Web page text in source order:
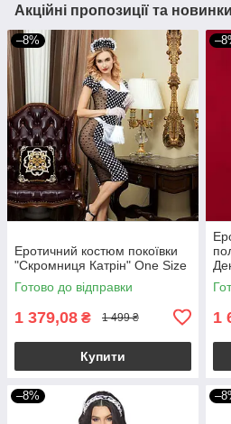
Акційні пропозиції та новинки
–8%
Еротичний костюм покоївки
"Скромниця Катрін" One Size
Готово до відправки
1 379,08 ₴ 1 499 ₴
Купити
1
–8%